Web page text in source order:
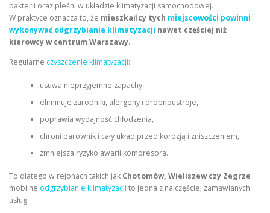
bakterii oraz pleśni w układzie klimatyzacji samochodowej.
W praktyce oznacza to, że mieszkańcy tych miejscowości powinni
wykonywać odgrzybianie klimatyzacji nawet częściej niż
kierowcy w centrum Warszawy.
Regularne czyszczenie klimatyzacji:
usuwa nieprzyjemne zapachy,
eliminuje zarodniki, alergeny i drobnoustroje,
poprawia wydajność chłodzenia,
chroni parownik i cały układ przed korozją i zniszczeniem,
zmniejsza ryzyko awarii kompresora.
To dlatego w rejonach takich jak Chotomów, Wieliszew czy Zegrze
mobilne odgrzybianie klimatyzacji to jedna z najczęściej zamawianych
usług.